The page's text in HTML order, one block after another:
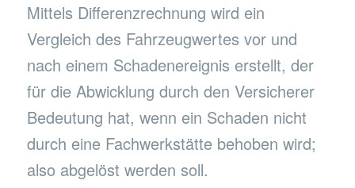
Mittels Differenzrechnung wird ein
Vergleich des Fahrzeugwertes vor und
nach einem Schadenereignis erstellt, der
für die Abwicklung durch den Versicherer
Bedeutung hat, wenn ein Schaden nicht
durch eine Fachwerkstätte behoben wird;
also abgelöst werden soll.